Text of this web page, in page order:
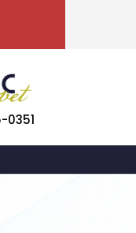
0351